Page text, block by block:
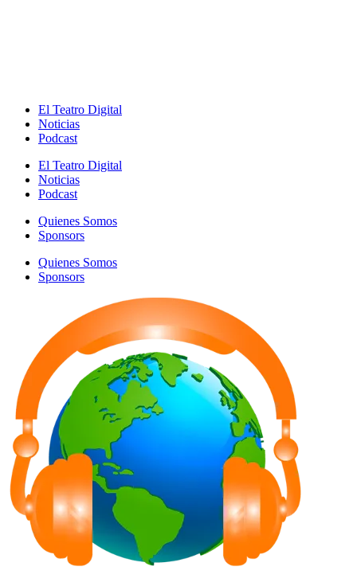
El Teatro Digital
Noticias
Podcast
El Teatro Digital
Noticias
Podcast
Quienes Somos
Sponsors
Quienes Somos
Sponsors